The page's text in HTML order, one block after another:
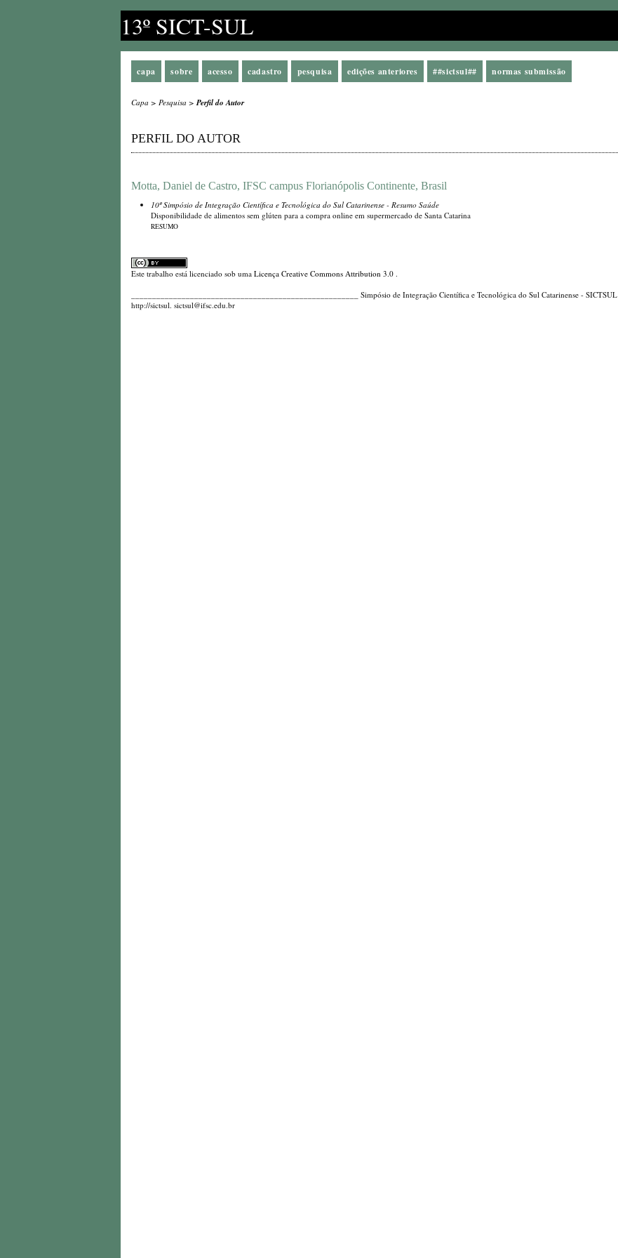
13º SICT-SUL
capa sobre acesso cadastro pesquisa edições anteriores ##sictsul## normas submissão
Capa > Pesquisa >Perfil do Autor
PERFIL DO AUTOR
Motta, Daniel de Castro, IFSC campus Florianópolis Continente, Brasil
10º Simpósio de Integração Científica e Tecnológica do Sul Catarinense - Resumo Saúde
Disponibilidade de alimentos sem glúten para a compra online em supermercado de Santa Catarina
RESUMO
Este trabalho está licenciado sob uma Licença Creative Commons Attribution 3.0 .
______________________________________________________ Simpósio de Integração Científica e Tecnológica do Sul Catarinense - SICTSUL
http://sictsul. sictsul@ifsc.edu.br